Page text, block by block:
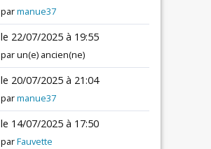
parmanue37
le 22/07/2025 à 19:55
par un(e) ancien(ne)
le 20/07/2025 à 21:04
parmanue37
le 14/07/2025 à 17:50
parFauvette